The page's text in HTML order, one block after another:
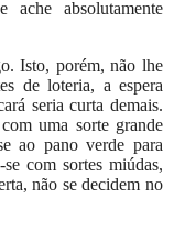
absolutamente
Isto, porém, não lhe
de loteria, a espera
seria curta demais.
uma sorte grande
ao pano verde para
com sortes miúdas,
não se decidem no